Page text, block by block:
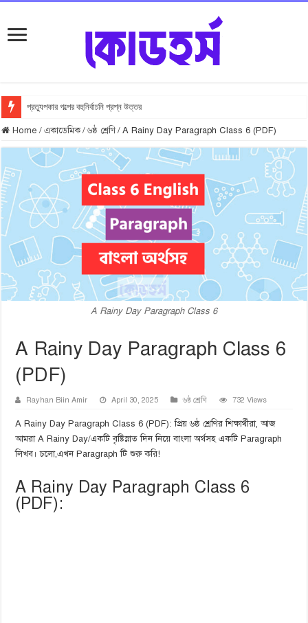
প্রত্যুপকার গল্পের বহুনির্বাচনি প্রশ্ন উত্তর
Home / একাডেমিক/ ৬ষ্ঠ শ্রেণি / A Rainy Day Paragraph Class 6 (PDF)
A Rainy Day Paragraph Class 6
A Rainy Day Paragraph Class 6
(PDF)
Rayhan Biin Amir April 30, 2025 ৬ষ্ঠ শ্রেণি 732 Views
A Rainy Day Paragraph Class 6 (PDF): প্রিয় ৬ষ্ঠ শ্রেণির শিক্ষার্থীরা, আজ
আমরা A Rainy Day/একটি বৃষ্টিস্নাত দিন নিয়ে বাংলা অর্থসহ একটি Paragraph
লিখব। চলো,এখন Paragraph টি শুরু করি!
A Rainy Day Paragraph Class 6
(PDF):